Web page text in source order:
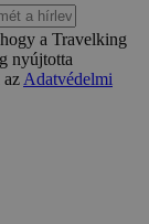
a Travelking
nyújtotta
az Adatvédelmi